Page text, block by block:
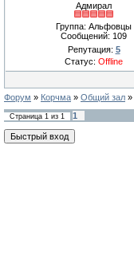
Адмирал
Группа: Альфовцы
Сообщений: 109
Репутация: 5
Статус: Offline
Форум » Корчма » Общий зал »
Страница 1 из 1 1